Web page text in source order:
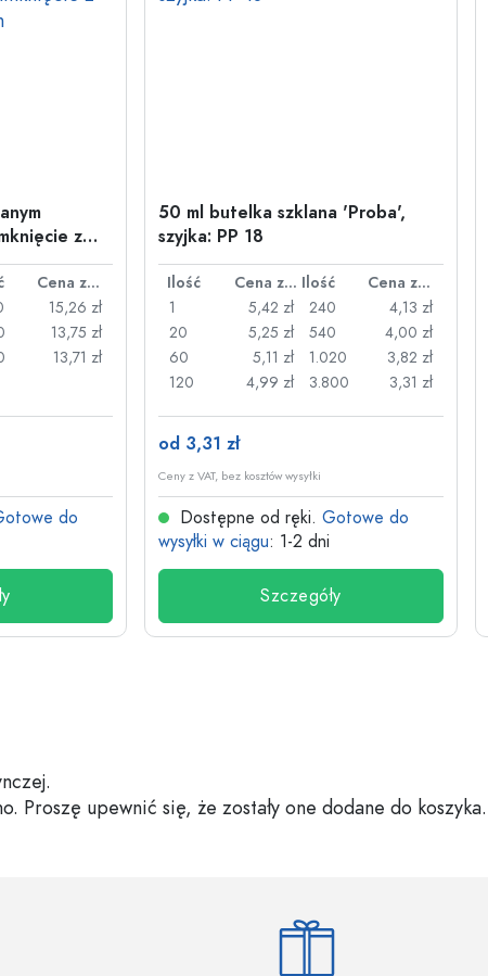
z
Cena za sztukę
15,26 zł
13,75 zł
13,71 zł
do
50 ml butelka szklana 'Proba',
szyjka: PP 18
Ilość Cena za sztukę Ilość
Cena za sztukę
1
5,42 zł
20
5,25 zł
60
5,11 zł
120
4,99 zł
240
4,13 zł
540
4,00 zł
1.020
3,82 zł
3.800
3,31 zł
od 3,31 zł
Ceny z VAT, bez kosztów wysyłki
Dostępne od ręki. Gotowe do
wysyłki w ciągu: 1-2 dni
Szczegóły
Proszę upewnić się, że zostały one dodane do koszyka.